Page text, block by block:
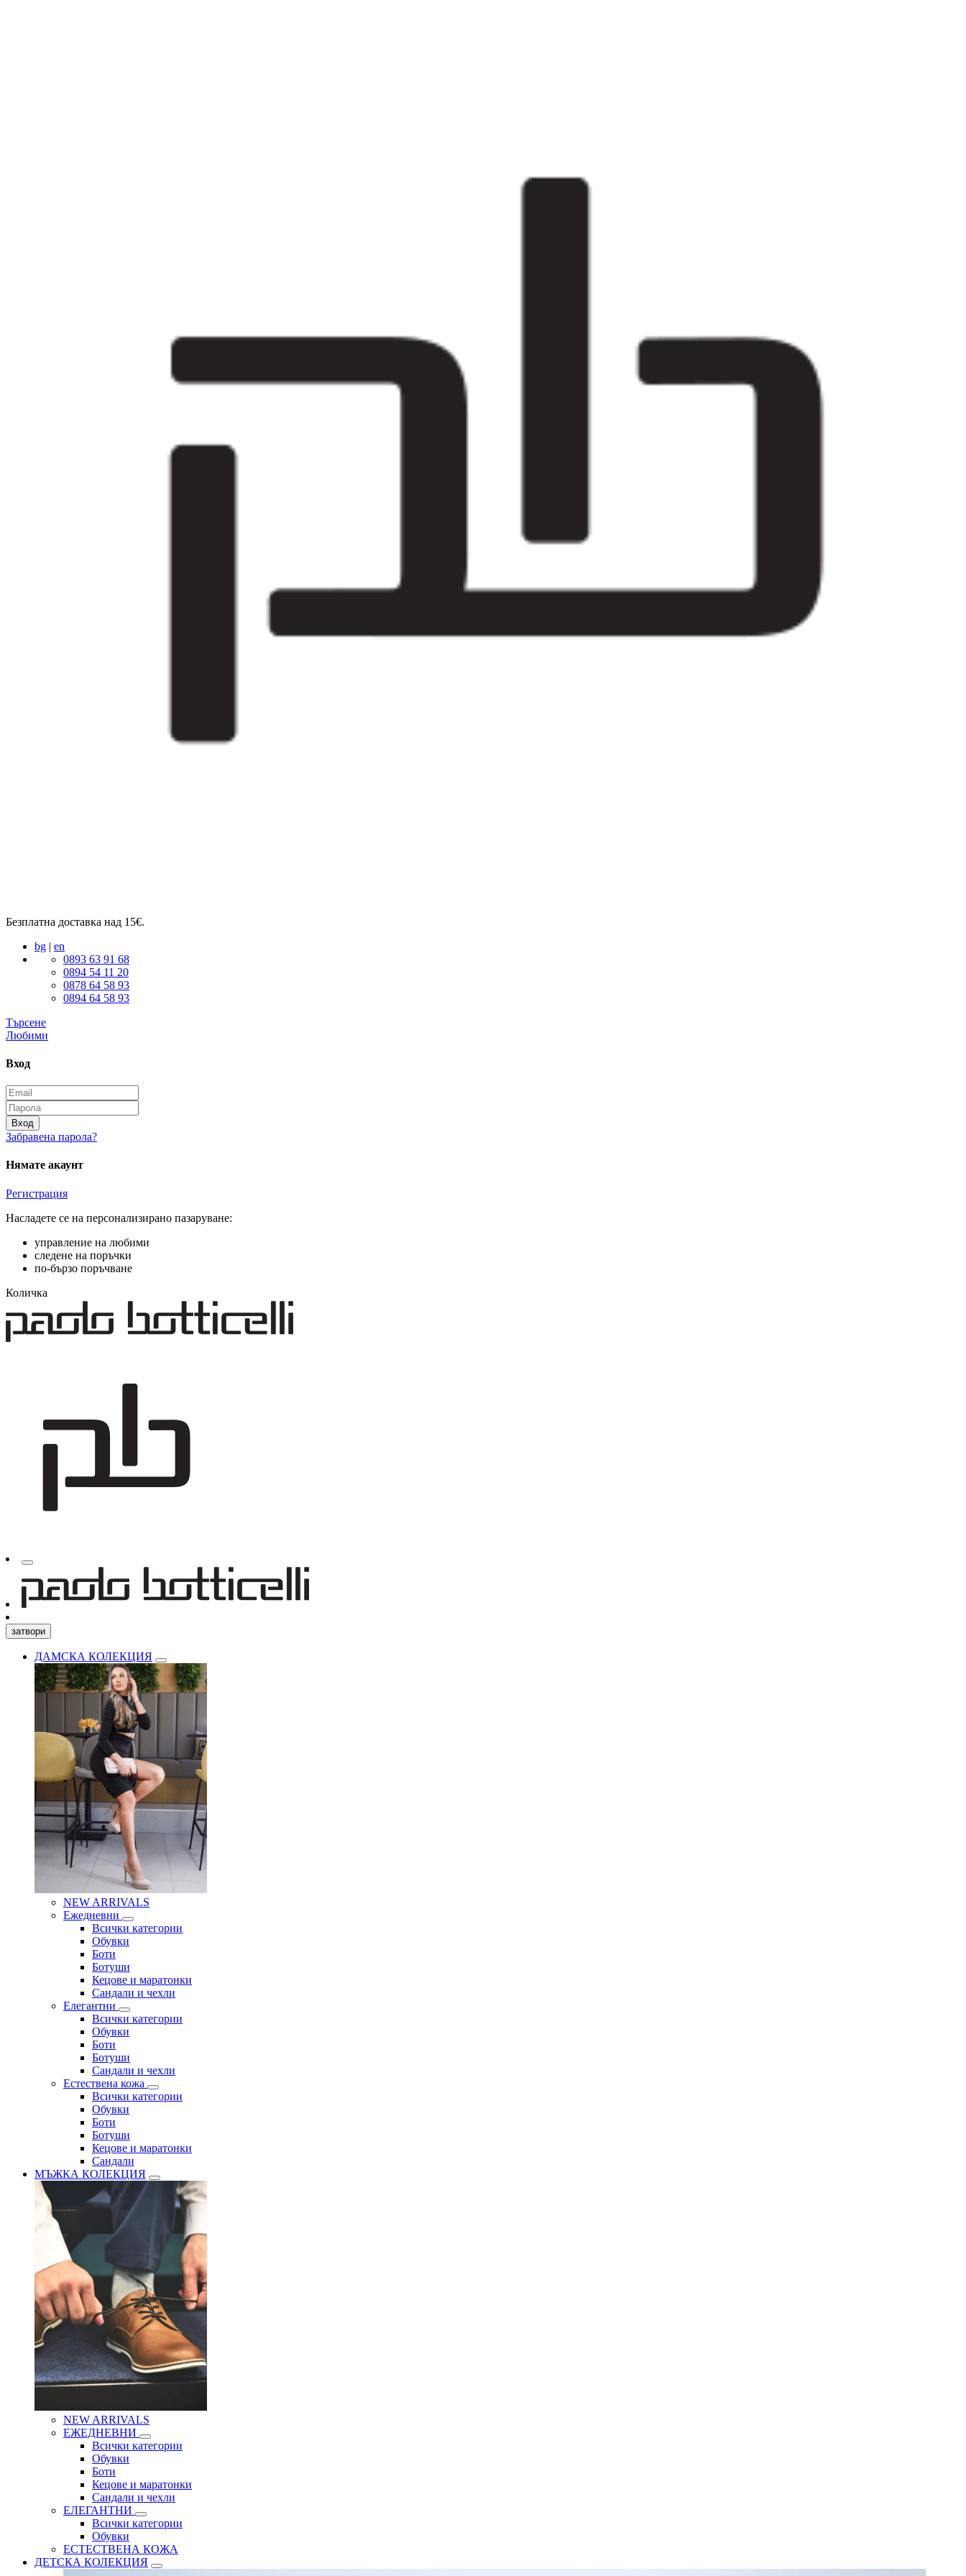
Безплатна доставка над 15€.
bg | en
0893 63 91 68
0894 54 11 20
0878 64 58 93
0894 64 58 93
Търсене
Любими
Вход
Вход
Забравена парола?
Нямате акаунт
Регистрация
Насладете се на персонализирано пазаруване:
управление на любими
следене на поръчки
по-бързо поръчване
Количка
затвори
ДАМСКА КОЛЕКЦИЯ
NEW ARRIVALS
Ежедневни
Всички категории
Обувки
Боти
Ботуши
Кецове и маратонки
Сандали и чехли
Елегантни
Всички категории
Обувки
Боти
Ботуши
Сандали и чехли
Естествена кожа
Всички категории
Обувки
Боти
Ботуши
Кецове и маратонки
Сандали
МЪЖКА КОЛЕКЦИЯ
NEW ARRIVALS
ЕЖЕДНЕВНИ
Всички категории
Обувки
Боти
Кецове и маратонки
Сандали и чехли
ЕЛЕГАНТНИ
Всички категории
Обувки
ЕСТЕСТВЕНА КОЖА
ДЕТСКА КОЛЕКЦИЯ